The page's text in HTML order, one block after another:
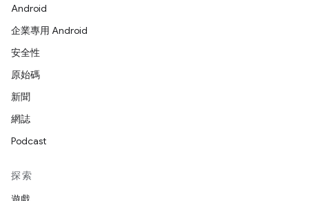
Android
企業專用 Android
安全性
原始碼
新聞
網誌
Podcast
探索